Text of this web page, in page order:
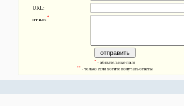
URL:
отзыв:*
* - обязательные поля
** - только если хотите получать ответы